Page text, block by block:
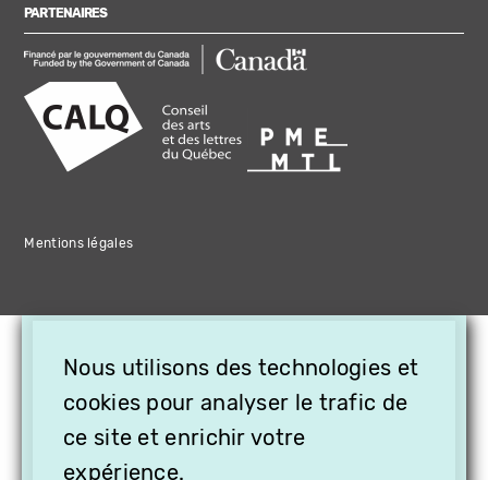
PARTENAIRES
Mentions légales
Nous utilisons des technologies et
cookies pour analyser le trafic de
ce site et enrichir votre
expérience.
OFFREZ LA VIDÉO EN
CADEAU, ABONNEZ VOS
PROCHES À VITHÈQUE !